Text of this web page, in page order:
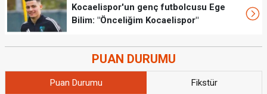
Kocaelispor'un genç futbolcusu Ege
Bilim: "Önceliğim Kocaelispor"
PUAN DURUMU
Puan Durumu Fikstür